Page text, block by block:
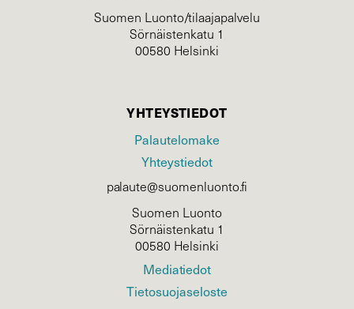
Suomen Luonto/tilaajapalvelu
Sörnäistenkatu 1
00580 Helsinki
YHTEYSTIEDOT
Palautelomake
Yhteystiedot
palaute@suomenluonto.fi
Suomen Luonto
Sörnäistenkatu 1
00580 Helsinki
Mediatiedot
Tietosuojaseloste